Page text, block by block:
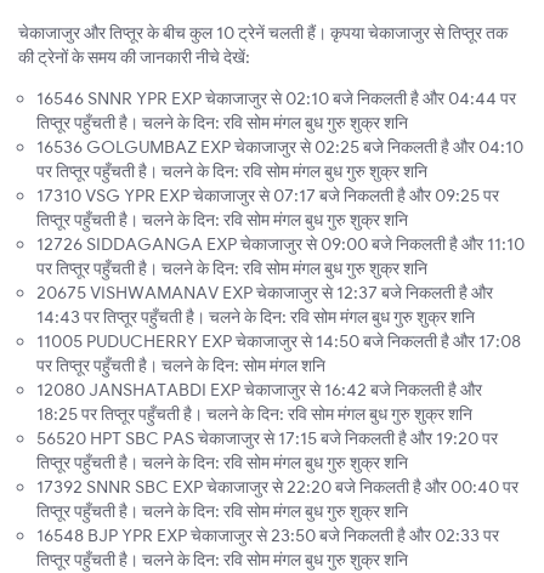
चेकाजाजुर और तिप्तूर के बीच कुल 10 ट्रेनें चलती हैं। कृपया चेकाजाजुर से तिप्तूर तक
की ट्रेनों के समय की जानकारी नीचे देखें:
16546 SNNR YPR EXP चेकाजाजुर से 02:10 बजे निकलती है और 04:44 पर
तिप्तूर पहुँचती है। चलने के दिन: रवि सोम मंगल बुध गुरु शुक्र शनि
16536 GOLGUMBAZ EXP चेकाजाजुर से 02:25 बजे निकलती है और 04:10
पर तिप्तूर पहुँचती है। चलने के दिन: रवि सोम मंगल बुध गुरु शुक्र शनि
17310 VSG YPR EXP चेकाजाजुर से 07:17 बजे निकलती है और 09:25 पर
तिप्तूर पहुँचती है। चलने के दिन: रवि सोम मंगल बुध गुरु शुक्र शनि
12726 SIDDAGANGA EXP चेकाजाजुर से 09:00 बजे निकलती है और 11:10
पर तिप्तूर पहुँचती है। चलने के दिन: रवि सोम मंगल बुध गुरु शुक्र शनि
20675 VISHWAMANAV EXP चेकाजाजुर से 12:37 बजे निकलती है और
14:43 पर तिप्तूर पहुँचती है। चलने के दिन: रवि सोम मंगल बुध गुरु शुक्र शनि
11005 PUDUCHERRY EXP चेकाजाजुर से 14:50 बजे निकलती है और 17:08
पर तिप्तूर पहुँचती है। चलने के दिन: सोम मंगल शनि
12080 JANSHATABDI EXP चेकाजाजुर से 16:42 बजे निकलती है और
18:25 पर तिप्तूर पहुँचती है। चलने के दिन: रवि सोम मंगल बुध गुरु शुक्र शनि
56520 HPT SBC PAS चेकाजाजुर से 17:15 बजे निकलती है और 19:20 पर
तिप्तूर पहुँचती है। चलने के दिन: रवि सोम मंगल बुध गुरु शुक्र शनि
17392 SNNR SBC EXP चेकाजाजुर से 22:20 बजे निकलती है और 00:40 पर
तिप्तूर पहुँचती है। चलने के दिन: रवि सोम मंगल बुध गुरु शुक्र शनि
16548 BJP YPR EXP चेकाजाजुर से 23:50 बजे निकलती है और 02:33 पर
तिप्तूर पहुँचती है। चलने के दिन: रवि सोम मंगल बुध गुरु शुक्र शनि